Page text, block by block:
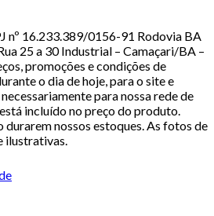
nº 16.233.389/0156-91 Rodovia BA
25 a 30 Industrial – Camaçari/BA –
promoções e condições de
o dia de hoje, para o site e
para nossa rede de
incluído no preço do produto.
nossos estoques. As fotos de
ilustrativas.